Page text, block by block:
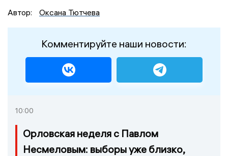
Автор:
Оксана Тютчева
Комментируйте наши новости:
10:00
Орловская неделя с Павлом
Несмеловым: выборы уже близко,